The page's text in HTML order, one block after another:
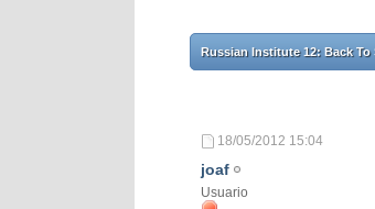
Russian Institute 12: Back To
18/05/2012 15:04
joaf
Usuario